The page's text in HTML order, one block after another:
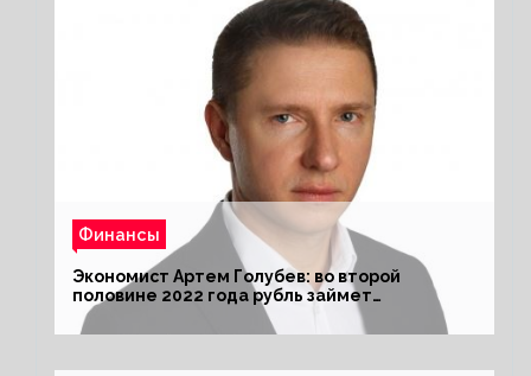
Финансы
Экономист Артем Голубев: во второй
половине 2022 года рубль займет
комфортный курс